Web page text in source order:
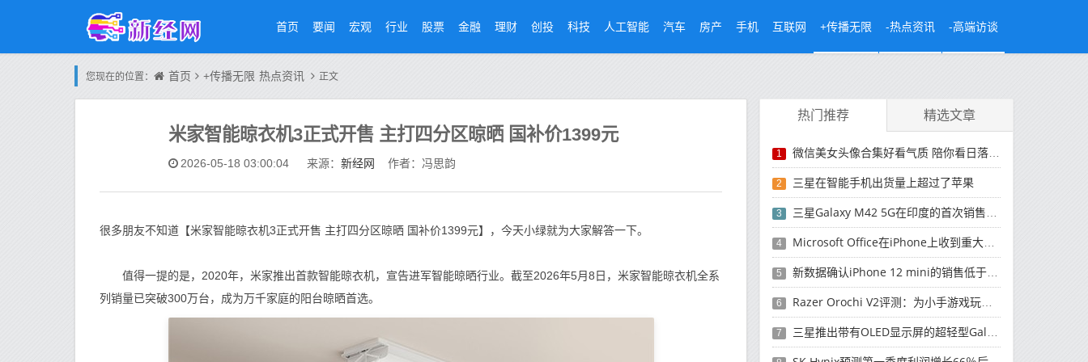
首页 要闻 宏观 行业 股票 金融 理财 创投 科技 人工智能 汽车 房产 手机 互联网 +传播无限 -热点资讯 -高端访谈
您现在的位置： 首页 +传播无限 热点资讯 正文
米家智能晾衣机3正式开售 主打四分区晾晒 国补价1399元
2026-05-18 03:00:04 来源： 新经网 作者：冯思韵
很多朋友不知道【米家智能晾衣机3正式开售 主打四分区晾晒 国补价1399元】，今天小绿就为大家解答一下。
值得一提的是，2020年，米家推出首款智能晾衣机，宣告进军智能晾晒行业。截至2026年5月8日，米家智能晾衣机全系
列销量已突破300万台，成为万千家庭的阳台晾晒首选。
热门推荐 精选文章
1 微信美女头像合集好看气质 陪你看日落的人比日落更浪漫
2 三星在智能手机出货量上超过了苹果
3 三星Galaxy M42 5G在印度的首次销售将于今晚开始
4 Microsoft Office在iPhone上收到重大更新
5 新数据确认iPhone 12 mini的销售低于预期
6 Razer Orochi V2评测：为小手游戏玩家设计的鼠标
7 三星推出带有OLED显示屏的超轻型Galaxy Book Pro和Galaxy Book Pro 360笔记本电脑